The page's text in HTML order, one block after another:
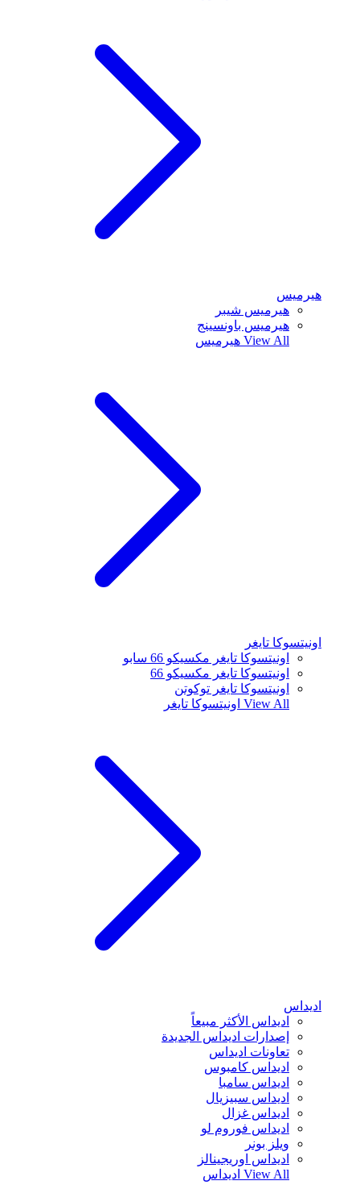
هيرميس
هيرميس شيبر
هيرميس باونسينج
View All هيرميس
اونيتسوكا تايغر
اونيتسوكا تايغر مكسيكو 66 سابو
اونيتسوكا تايغر مكسيكو 66
اونيتسوكا تايغر توكوتن
View All اونيتسوكا تايغر
اديداس
اديداس الأكثر مبيعاً
إصدارات اديداس الجديدة
تعاونات اديداس
اديداس كامبوس
اديداس سامبا
اديداس سبيزيال
اديداس غزال
اديداس فوروم لو
ويلز بونر
اديداس اوريجينالز
View All اديداس